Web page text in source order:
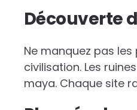
Découverte
Ne manquez pas
civilisation. Les
maya. Chaque site